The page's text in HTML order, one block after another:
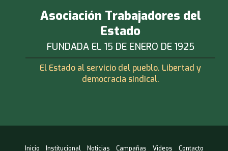
Asociación Trabajadores del
Estado
FUNDADA EL 15 DE ENERO DE 1925
El Estado al servicio del pueblo. Libertad y
democracia sindical.
Inicio Institucional Noticias Campañas Videos Contacto